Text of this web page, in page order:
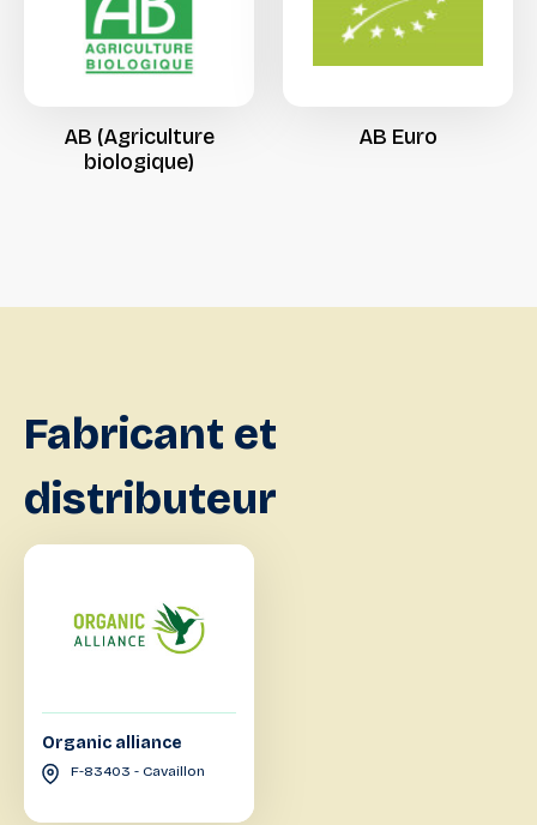
AB (Agriculture
biologique)
AB Euro
Fabricant et
distributeur
Organic alliance
F-83403 - Cavaillon